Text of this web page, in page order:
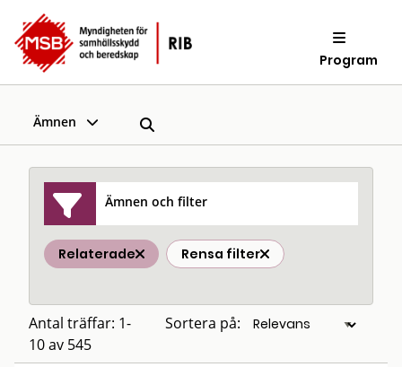
Program
Ämnen
Ämnen och filter
Relaterade Rensa filter
Antal träffar: 1-
10 av 545
Sortera på: